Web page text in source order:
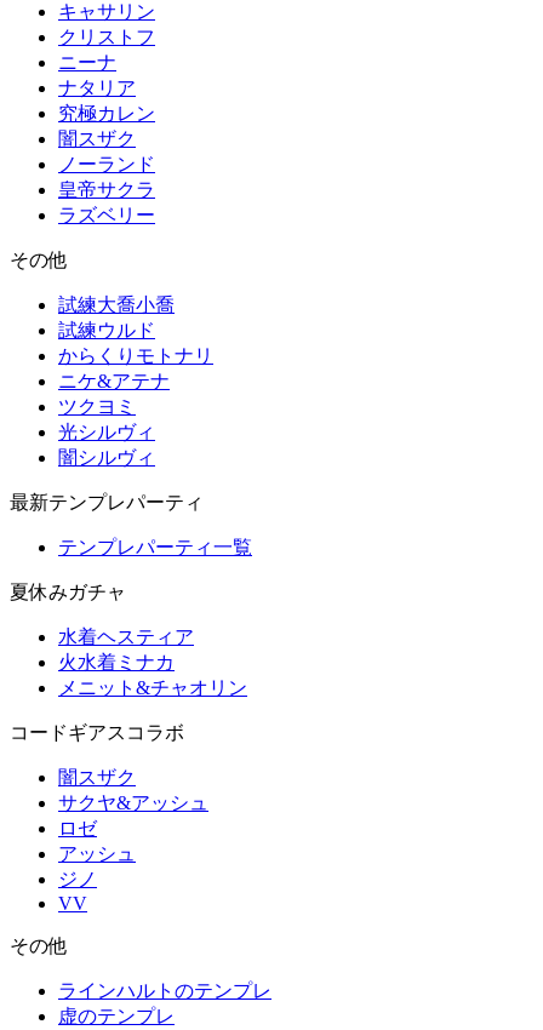
キャサリン
クリストフ
ニーナ
ナタリア
究極カレン
闇スザク
ノーランド
皇帝サクラ
ラズベリー
その他
試練大喬小喬
試練ウルド
からくりモトナリ
ニケ&アテナ
ツクヨミ
光シルヴィ
闇シルヴィ
最新テンプレパーティ
テンプレパーティ一覧
夏休みガチャ
水着ヘスティア
火水着ミナカ
メニット&チャオリン
コードギアスコラボ
闇スザク
サクヤ&アッシュ
ロゼ
アッシュ
ジノ
VV
その他
ラインハルトのテンプレ
虚のテンプレ